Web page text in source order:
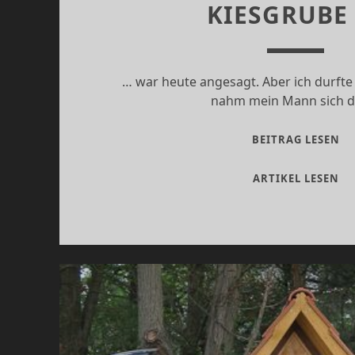
… war heute angesagt. Aber ich
nahm mein Mann sich
BEITRAG LESEN
ARTIKEL LESEN